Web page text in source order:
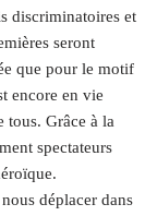
discriminatoires et
seront
que pour le motif
encore en vie
tous. Grâce à la
spectateurs
déplacer dans